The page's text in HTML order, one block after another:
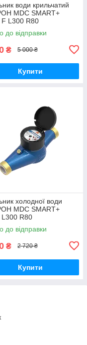
води крильчатий
MDC SMART+
F L300 R80
до відправки
₴ 5 000 ₴
Купити
холодної води
MDC SMART+
L300 R80
до відправки
₴ 2 720 ₴
Купити